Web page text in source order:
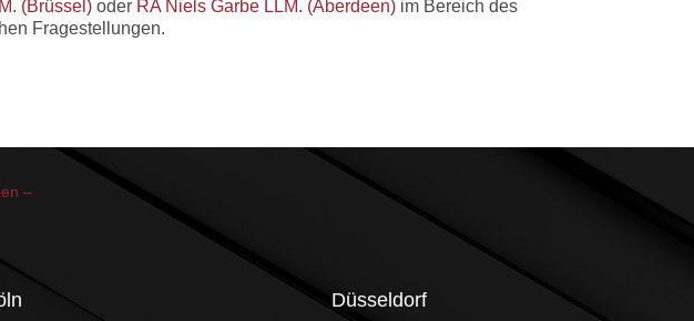
(Brüssel) oder RA Niels Garbe LLM. (Aberdeen) im Bereich des
Fragestellungen.
–
Düsseldorf